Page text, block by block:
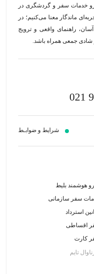
خدمات سفر و گردشگری در
ماندگار معنا می‌کنیم؛ در
راهنمای واقعی و ترویج
جمعی همراه باشد.
021
شرایط و ضوابـط
هوشمند بلیط
سفر سازمانی
استرداد
اقساطی
کارت
تایم